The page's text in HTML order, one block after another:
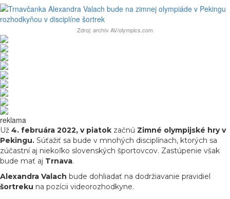
Zdroj: archív AV/olympics.com
reklama
Už 4. februára 2022, v piatok začnú Zimné olympijské hry v
Pekingu. Súťažiť sa bude v mnohých disciplínach, ktorých sa
zúčastní aj niekoľko slovenských športovcov. Zastúpenie však
bude mať aj Trnava.
Alexandra Valach bude dohliadať na dodržiavanie pravidiel
šortreku na pozícii videorozhodkyne.